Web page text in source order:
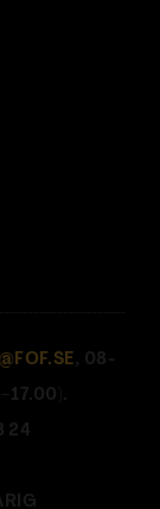
, 08-
24